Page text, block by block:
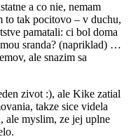
a co nie, nemam
to tak pocitovo – v duchu,
pamatali: ci bol doma
sranda? (napriklad) …
ale snazim sa
zivot :), ale Kike zatial
takze sice videla
ale myslim, ze jej uplne